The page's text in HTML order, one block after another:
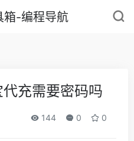
充需要密码吗
144 0 0